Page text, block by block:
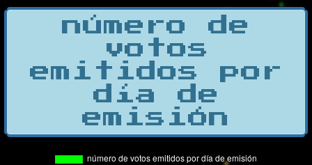
número de
votos
emitidos por
día de
emisión